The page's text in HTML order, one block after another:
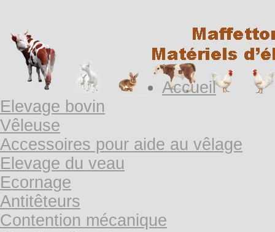
Accueil
Elevage bovin
Vêleuse
Accessoires pour aide au vêlage
Elevage du veau
Ecornage
Antitêteurs
Contention mécanique